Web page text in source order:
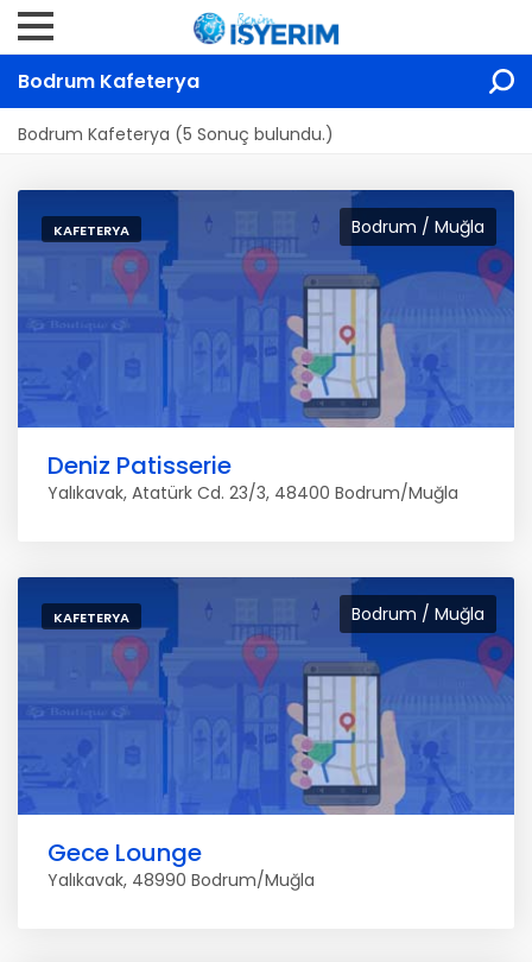
Bodrum Kafeterya
Bodrum Kafeterya (5 Sonuç bulundu.)
Bodrum / Muğla
KAFETERYA
Deniz Patisserie
Yalıkavak, Atatürk Cd. 23/3, 48400 Bodrum/Muğla
Bodrum / Muğla
KAFETERYA
Gece Lounge
Yalıkavak, 48990 Bodrum/Muğla